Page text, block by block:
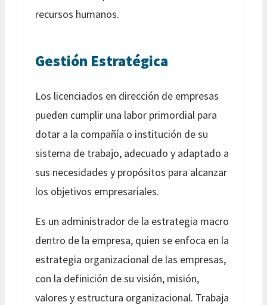
recursos humanos.
Gestión Estratégica
Los licenciados en dirección de empresas
pueden cumplir una labor primordial para
dotar a la compañía o institución de su
sistema de trabajo, adecuado y adaptado a
sus necesidades y propósitos para alcanzar
los objetivos empresariales.
Es un administrador de la estrategia macro
dentro de la empresa, quien se enfoca en la
estrategia organizacional de las empresas,
con la definición de su visión, misión,
valores y estructura organizacional. Trabaja